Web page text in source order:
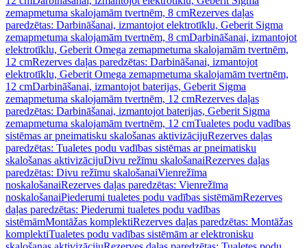
zemapmetuma skalojamām tvertnēm, 8 cmRezerves daļas
paredzētas: Darbināšanai, izmantojot elektrotīklu, Geberit Sigma
zemapmetuma skalojamām tvertnēm, 8 cmDarbināšanai, izmantojot
elektrotīklu, Geberit Omega zemapmetuma skalojamām tvertnēm,
12 cmRezerves daļas paredzētas: Darbināšanai, izmantojot
elektrotīklu, Geberit Omega zemapmetuma skalojamām tvertnēm,
12 cmDarbināšanai, izmantojot baterijas, Geberit Sigma
zemapmetuma skalojamām tvertnēm, 12 cmRezerves daļas
paredzētas: Darbināšanai, izmantojot baterijas, Geberit Sigma
zemapmetuma skalojamām tvertnēm, 12 cmTualetes podu vadības
sistēmas ar pneimatisku skalošanas aktivizācijuRezerves daļas
paredzētas: Tualetes podu vadības sistēmas ar pneimatisku
skalošanas aktivizācijuDivu režīmu skalošanaiRezerves daļas
paredzētas: Divu režīmu skalošanaiVienrežīma
noskalošanaiRezerves daļas paredzētas: Vienrežīma
noskalošanaiPiederumi tualetes podu vadības sistēmāmRezerves
daļas paredzētas: Piederumi tualetes podu vadības
sistēmāmMontāžas komplektiRezerves daļas paredzētas: Montāžas
komplektiTualetes podu vadības sistēmām ar elektronisku